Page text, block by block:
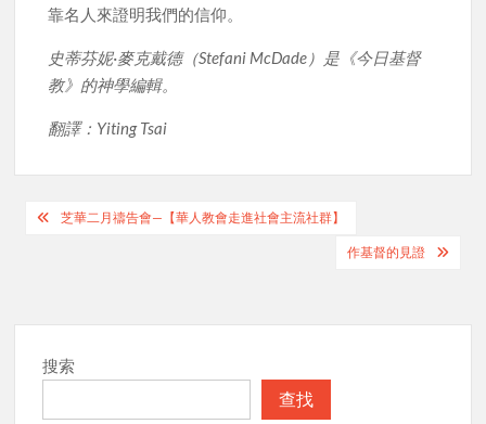
靠名人來證明我們的信仰。
史蒂芬妮·麥克戴德（Stefani McDade）是《今日基督
教》的神學編輯。
翻譯：Yiting Tsai
Post芝華二月禱告會—【華人教會走進社會主流社群】
作基督的見證
搜索
查找